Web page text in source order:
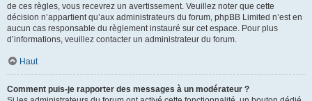
de ces règles, vous recevrez un avertissement. Veuillez noter que cette
décision n’appartient qu’aux administrateurs du forum, phpBB Limited n’est en
aucun cas responsable du règlement instauré sur cet espace. Pour plus
d’informations, veuillez contacter un administrateur du forum.
Haut
Comment puis-je rapporter des messages à un modérateur ?